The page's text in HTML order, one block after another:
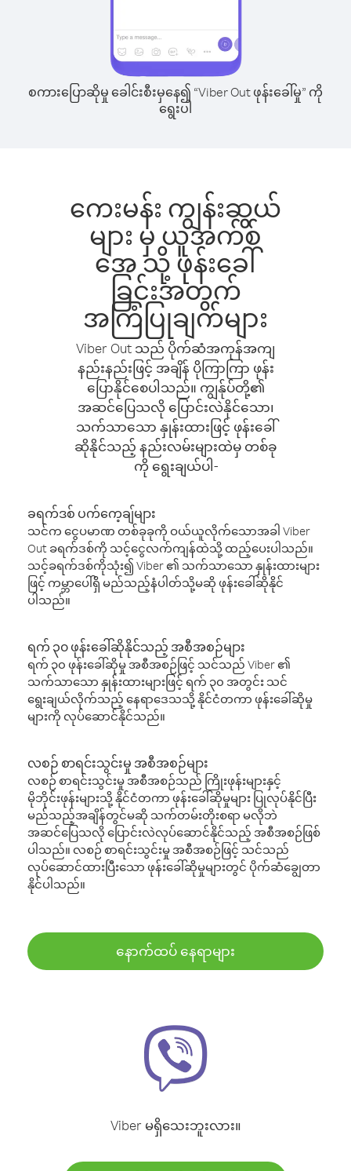
စကားပြောဆိုမှု ခေါင်းစီးမှနေ၍ “Viber Out ဖုန်းခေါ်မှု” ကို
ရွေးပါ
ကေးမန်း ကျွန်းဆွယ်
များ မှ ယူအက်စ်
အေ သို့ ဖုန်းခေါ်
ခြင်းအတွက်
အကြံပြုချက်များ
Viber Out သည် ပိုက်ဆံအကုန်အကျ
နည်းနည်းဖြင့် အချိန် ပိုကြာကြာ ဖုန်း
ပြောနိုင်စေပါသည်။ ကျွန်ုပ်တို့၏
အဆင်ပြေသလို ပြောင်းလဲနိုင်သော၊
သက်သာသော နှုန်းထားဖြင့် ဖုန်းခေါ်
ဆိုနိုင်သည့် နည်းလမ်းများထဲမှ တစ်ခု
ကို ရွေးချယ်ပါ-
ခရက်ဒစ် ပက်ကေ့ချ်များ
သင်က ငွေပမာဏ တစ်ခုခုကို ဝယ်ယူလိုက်သောအခါ Viber
Out ခရက်ဒစ်ကို သင့်ငွေလက်ကျန်ထဲသို့ ထည့်ပေးပါသည်။
သင့်ခရက်ဒစ်ကိုသုံး၍ Viber ၏ သက်သာသော နှုန်းထားများ
ဖြင့် ကမ္ဘာပေါ်ရှိ မည်သည့်နံပါတ်သို့မဆို ဖုန်းခေါ်ဆိုနိုင်
ပါသည်။
ရက် ၃၀ ဖုန်းခေါ်ဆိုနိုင်သည့် အစီအစဉ်များ
ရက် ၃၀ ဖုန်းခေါ်ဆိုမှု အစီအစဉ်ဖြင့် သင်သည် Viber ၏
သက်သာသော နှုန်းထားများဖြင့် ရက် ၃၀ အတွင်း သင်
ရွေးချယ်လိုက်သည့် နေရာဒေသသို့ နိုင်ငံတကာ ဖုန်းခေါ်ဆိုမှု
များကို လုပ်ဆောင်နိုင်သည်။
လစဉ် စာရင်းသွင်းမှု အစီအစဉ်များ
လစဉ် စာရင်းသွင်းမှု အစီအစဉ်သည် ကြိုးဖုန်းများနှင့်
မိုဘိုင်းဖုန်းများသို့ နိုင်ငံတကာ ဖုန်းခေါ်ဆိုမှုများ ပြုလုပ်နိုင်ပြီး
မည်သည့်အချိန်တွင်မဆို သက်တမ်းတိုးစရာ မလိုဘဲ
အဆင်ပြေသလို ပြောင်းလဲလုပ်ဆောင်နိုင်သည့် အစီအစဉ်ဖြစ်
ပါသည်။ လစဉ် စာရင်းသွင်းမှု အစီအစဉ်ဖြင့် သင်သည်
လုပ်ဆောင်ထားပြီးသော ဖုန်းခေါ်ဆိုမှုများတွင် ပိုက်ဆံချွေတာ
နိုင်ပါသည်။
နောက်ထပ် နေရာများ
Viber မရှိသေးဘူးလား။